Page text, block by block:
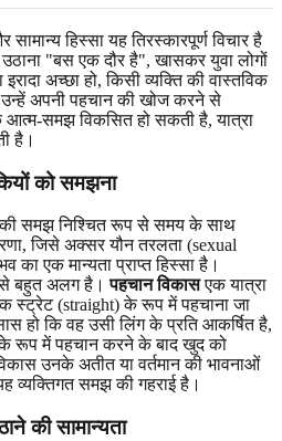
हिस्सा यह तिरस्कारपूर्ण विचार है
"बस एक दौर है", खासकर युवा लोगों
अच्छा हो, किसी व्यक्ति की वास्तविक
अपनी पहचान की खोज करने से
समझ विकसित हो सकती है, यात्रा
है।
को समझना
की समझ निश्चित रूप से समय के साथ
जिसे अक्सर यौन तरलता (sexual
का एक मान्यता प्राप्त हिस्सा है।
से बहुत अलग है।पहचान विकासएक यात्रा
स्ट्रेट (straight) के रूप में पहचाना जा
हो कि वह उसी लिंग के प्रति आकर्षित है,
रूप में पहचान करने के बाद खुद को
उनके अतीत या वर्तमान की भावनाओं
व्यक्तिगत समझ की गहराई है।
की सामान्यता